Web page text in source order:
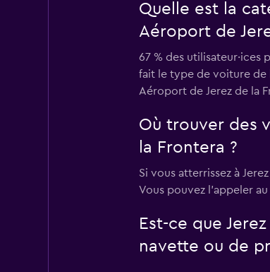
Quelle est la
Aéroport de
67 % des utilisateur·ices
fait le type de voiture de
Aéroport de Jerez de la
Où trouver des
la Frontera ?
Si vous atterrissez à
Vous pouvez l’appeler
Est-ce que
navette ou de